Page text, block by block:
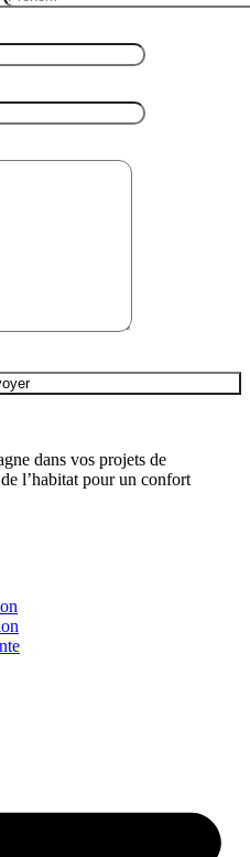
dans vos projets de
l’habitat pour un confort